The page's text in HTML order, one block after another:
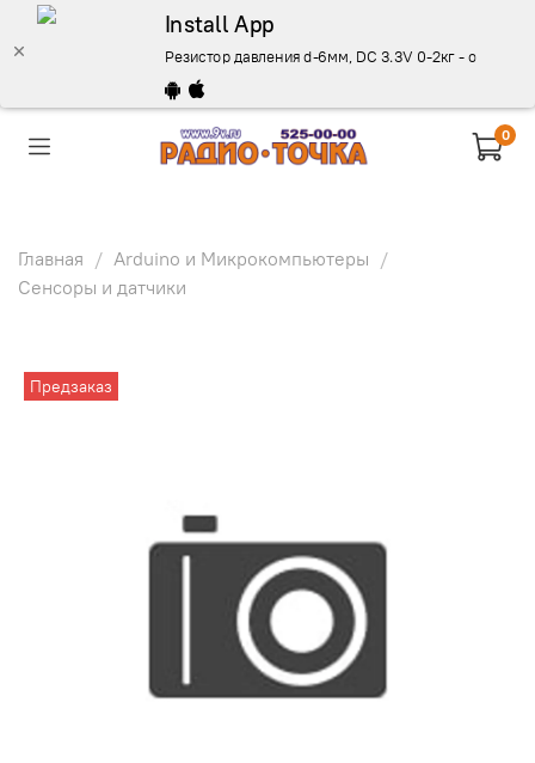
Install App
Резистор давления d-6мм, DC 3.3V 0-2кг -
0
Главная
Arduino и Микрокомпьютеры
Сенсоры и датчики
Предзаказ